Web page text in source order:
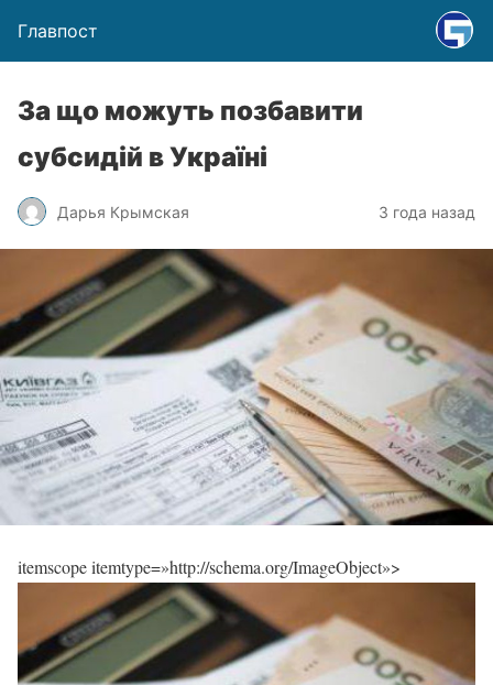
Главпост
За що можуть позбавити
субсидій в Україні
Дарья Крымская 3 года назад
itemscope itemtype=»http://schema.org/ImageObject»>